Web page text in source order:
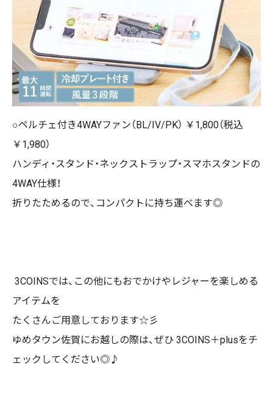
○ペルチェ付き4WAYファン（BL/IV/PK） ￥1,800（税込
￥1,980）
ハンディ・スタンド・ネックストラップ・スマホスタンドの
4WAY仕様！
折りたためるので、コンパクトに持ち運べます◎
3COINSでは、この他にもおでかけやレジャーを楽しめる
アイテムを
たくさんご用意しております☆彡
ゆめタウン佐賀にお越しの際は、ぜひ 3COINS＋plusをチ
ェックしてください◎♪